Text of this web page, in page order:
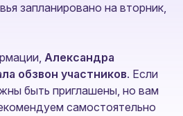
запланировано на вторник,
Александра
обзвон участников. Если
быть приглашены, но вам
самостоятельно